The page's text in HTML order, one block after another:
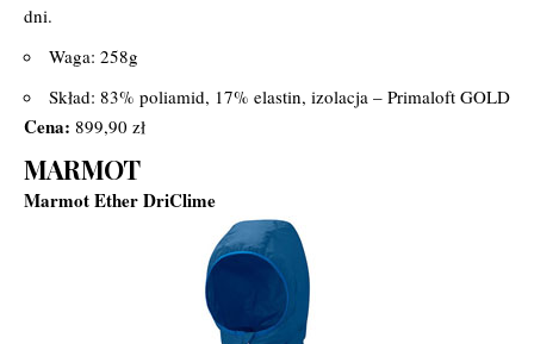
dni.
Waga: 258g
Skład: 83% poliamid, 17% elastin, izolacja – Primaloft GOLD
Cena: 899,90 zł
MARMOT
Marmot Ether DriClime